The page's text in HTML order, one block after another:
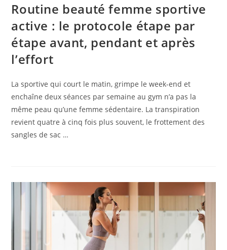
Routine beauté femme sportive
active : le protocole étape par
étape avant, pendant et après
l’effort
La sportive qui court le matin, grimpe le week-end et
enchaîne deux séances par semaine au gym n’a pas la
même peau qu’une femme sédentaire. La transpiration
revient quatre à cinq fois plus souvent, le frottement des
sangles de sac …